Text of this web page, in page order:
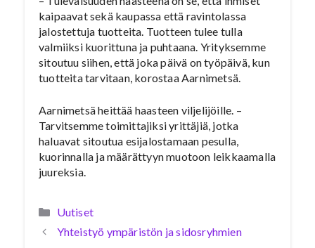
kaipaavat sekä kaupassa että ravintolassa
jalostettuja tuotteita. Tuotteen tulee tulla
valmiiksi kuorittuna ja puhtaana. Yrityksemme
sitoutuu siihen, että joka päivä on työpäivä, kun
tuotteita tarvitaan, korostaa Aarnimetsä.
Aarnimetsä heittää haasteen viljelijöille. –
Tarvitsemme toimittajiksi yrittäjiä, jotka
haluavat sitoutua esijalostamaan pesulla,
kuorinnalla ja määrättyyn muotoon leikkaamalla
juureksia.
Kategoriat
Uutiset
Yhteistyö ympäristön ja sidosryhmien